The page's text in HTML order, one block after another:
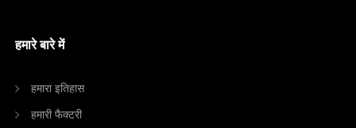
हमारे बारे में
हमारा इतिहास
हमारी फैक्टरी